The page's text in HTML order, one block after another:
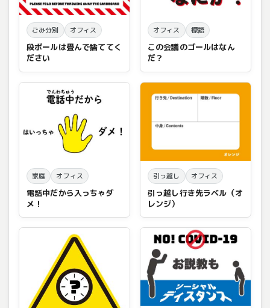
ごみ分別 オフィス
段ボールは畳んで捨ててく
ださい
オフィス 標語
この会議のゴールはなん
だ？
家庭 オフィス
電話中だから入っちゃダ
メ！
引っ越し オフィス
引っ越し行き先ラベル（オ
レンジ）